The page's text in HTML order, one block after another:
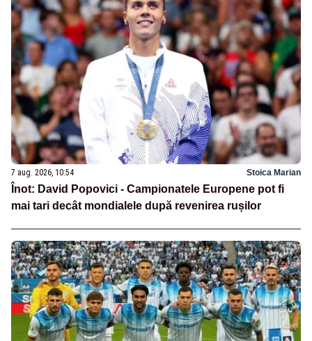
7 aug. 2026, 10:54 Stoica Marian
Înot: David Popovici - Campionatele Europene pot fi
mai tari decât mondialele după revenirea rușilor